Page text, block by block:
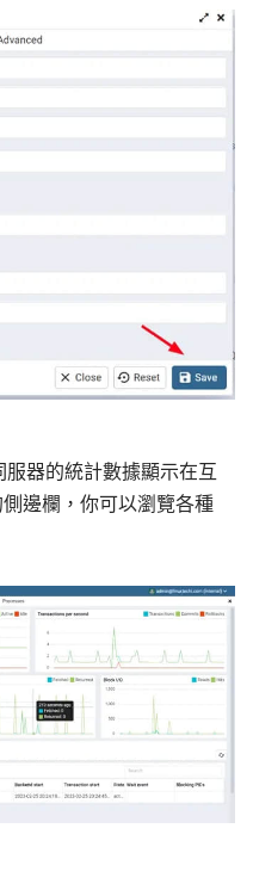
器的統計數據顯示在互
邊欄，你可以瀏覽各種